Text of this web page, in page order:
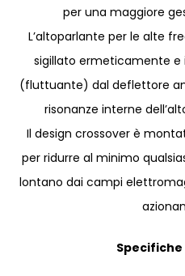
per una maggiore
L’altoparlante per le alte
sigillato ermeticamente
(fluttuante) dal deflettore
risonanze interne
Il design crossover è
per ridurre al minimo
lontano dai campi